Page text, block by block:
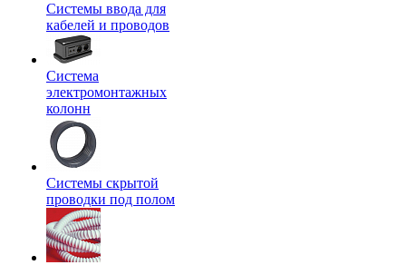
Системы ввода для
кабелей и проводов
Система
электромонтажных
колонн
Системы скрытой
проводки под полом